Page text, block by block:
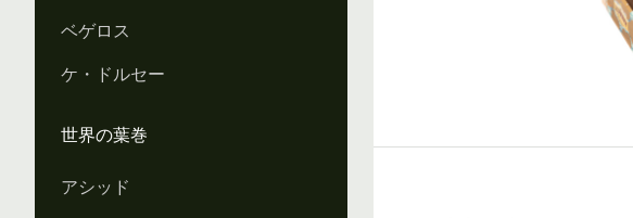
ベゲロス
ケ・ドルセー
世界の葉巻
アシッド